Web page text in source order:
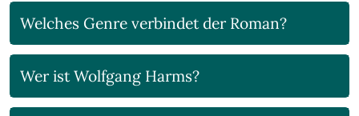
Welches Genre verbindet der Roman?
Wer ist Wolfgang Harms?